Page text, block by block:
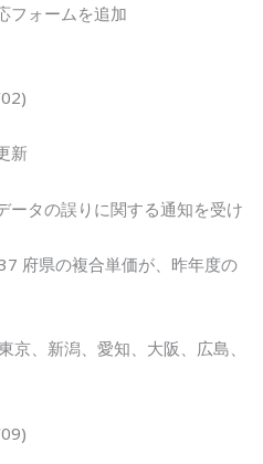
フォームを追加
2)
新
ータの誤りに関する通知を受け
府県の複合単価が、昨年度の
京、新潟、愛知、大阪、広島、
9)